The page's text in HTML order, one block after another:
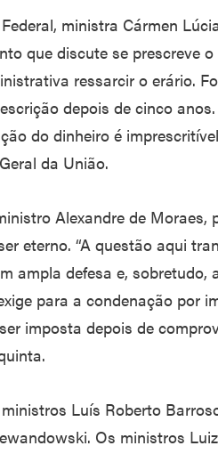
ministra Cármen
que discute se prescreve o
ressarcir o erário.
depois de cinco
do dinheiro é
da União.
Alexandre de Moraes,
eterno. “A questão aqui
ampla defesa e, sobretudo,
para a condenação por
imposta depois de
Luís Roberto
Os ministros